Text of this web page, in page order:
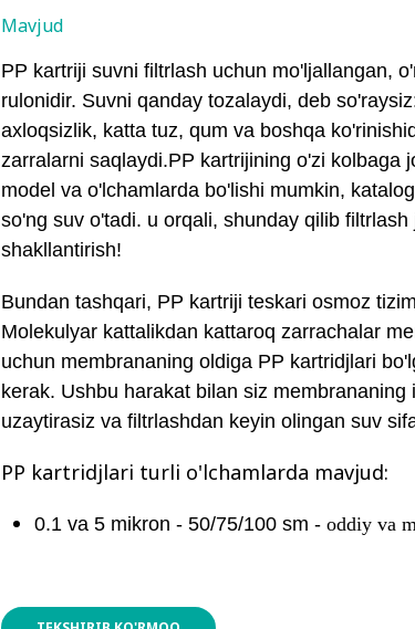
Mavjud
PP kartriji suvni filtrlash uchun mo'ljallangan,
rulonidir. Suvni qanday tozalaydi, deb
axloqsizlik, katta tuz, qum va boshqa
zarralarni saqlaydi.PP kartrijining o'zi kolbaga
model va o'lchamlarda bo'lishi mumkin,
so'ng suv o'tadi. u orqali, shunday qilib filtrlash
shakllantirish!
Bundan tashqari, PP kartriji teskari osmoz
Molekulyar kattalikdan kattaroq zarrachalar
uchun membrananing oldiga PP kartridjlari
kerak. Ushbu harakat bilan siz membrananing
uzaytirasiz va filtrlashdan keyin olingan suv
PP kartridjlari turli o'lchamlarda mavjud:
0.1 va 5 mikron - 50/75/100 sm - oddiy va